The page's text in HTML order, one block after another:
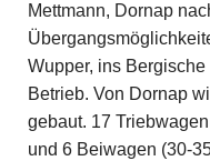
Mettmann, Dornap
Wupper, ins
Betrieb. Von Dornap
gebaut. 17
und 6 Beiwagen (30-